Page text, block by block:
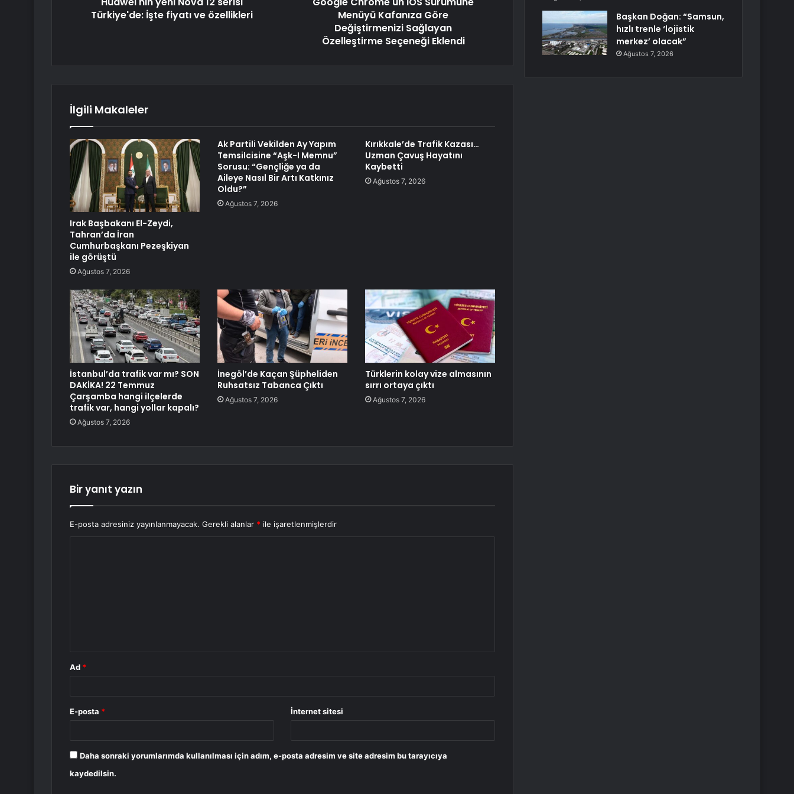
Türkiye'de: İşte fiyatı ve özellikleri
Menüyü Kafanıza Göre
Değiştirmenizi Sağlayan
Özelleştirme Seçeneği Eklendi
İlgili Makaleler
Irak Başbakanı El-Zeydi,
Tahran’da İran
Cumhurbaşkanı Pezeşkiyan
ile görüştü
Ağustos 7, 2026
Ak Partili Vekilden Ay Yapım
Temsilcisine “Aşk-I Memnu”
Sorusu: “Gençliğe ya da
Aileye Nasıl Bir Artı Katkınız
Oldu?”
Ağustos 7, 2026
Kırıkkale’de Trafik Kazası…
Uzman Çavuş Hayatını
Kaybetti
Ağustos 7, 2026
İstanbul’da trafik var mı? SON
DAKİKA! 22 Temmuz
Çarşamba hangi ilçelerde
trafik var, hangi yollar kapalı?
Ağustos 7, 2026
İnegöl’de Kaçan Şüpheliden
Ruhsatsız Tabanca Çıktı
Ağustos 7, 2026
Türklerin kolay vize almasının
sırrı ortaya çıktı
Ağustos 7, 2026
Bir yanıt yazın
E-posta adresiniz yayınlanmayacak. Gerekli alanlar * ile işaretlenmişlerdir
Ad *
E-posta * İnternet sitesi
Daha sonraki yorumlarımda kullanılması için adım, e-posta adresim ve site adresim bu tarayıcıya
kaydedilsin.
Başkan Doğan: “Samsun,
hızlı trenle ‘lojistik
merkez’ olacak”
Ağustos 7, 2026